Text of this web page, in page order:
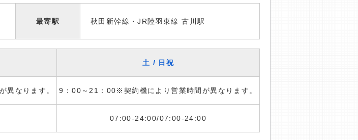
最寄駅 秋田新幹線・JR陸羽東線 古川駅
土 / 日祝
異なります。 9：00～21：00※契約機により営業時間が異なります。
07:00-24:00/07:00-24:00